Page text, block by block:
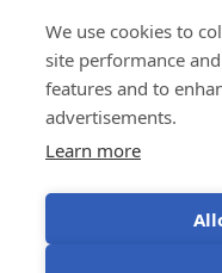
We use cookies to
site performance
features and to
advertisements.
Learn more